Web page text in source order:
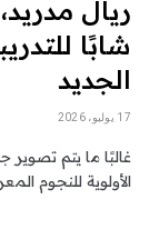
شابًا
الجديد
17 يوليو، 2026
غالبًا ما يتم تصوير
الأولوية للنجوم